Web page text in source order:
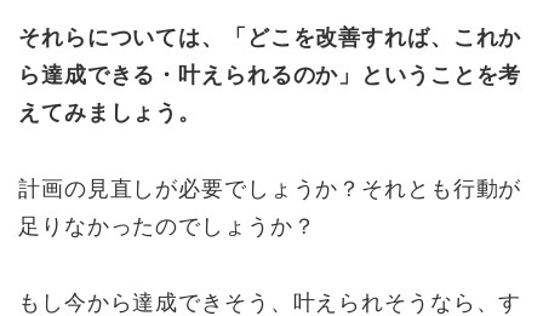
それらについては、「どこを改善すれば、これか
ら達成できる・叶えられるのか」ということを考
えてみましょう。
計画の見直しが必要でしょうか？それとも行動が
足りなかったのでしょうか？
もし今から達成できそう、叶えられそうなら、す